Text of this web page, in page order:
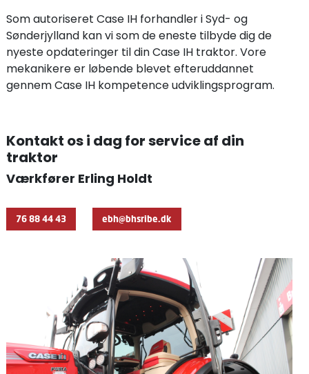
Som autoriseret Case IH forhandler i Syd- og
Sønderjylland kan vi som de eneste tilbyde dig de
nyeste opdateringer til din Case IH traktor. Vore
mekanikere er løbende blevet efteruddannet
gennem Case IH kompetence udviklingsprogram.
Kontakt os i dag for service af din
traktor
Værkfører Erling Holdt
76 88 44 43 ebh@bhsribe.dk